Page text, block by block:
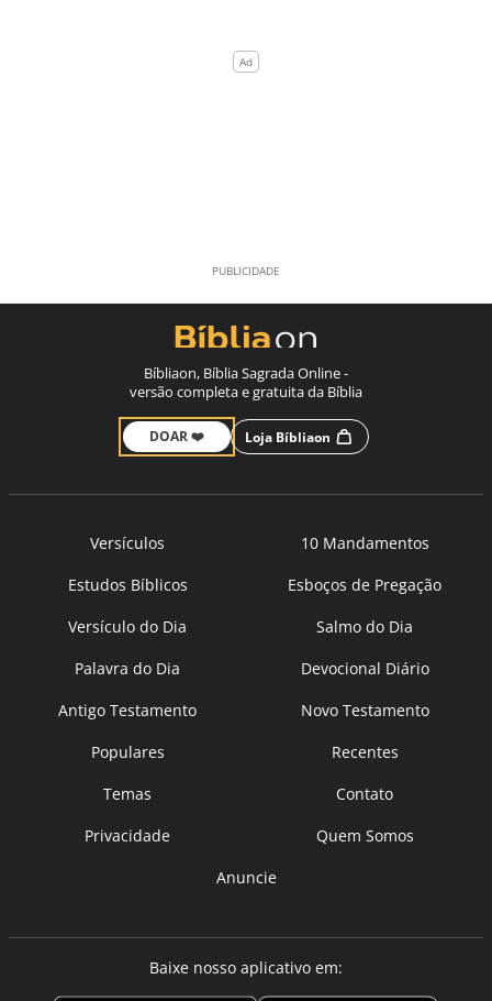
Bíbliaon, Bíblia Sagrada Online -
versão completa e gratuita da Bíblia
DOAR ❤️ Loja Bíbliaon
Versículos
10 Mandamentos
Estudos Bíblicos
Esboços de Pregação
Versículo do Dia
Salmo do Dia
Palavra do Dia
Devocional Diário
Antigo Testamento
Novo Testamento
Populares
Recentes
Temas
Contato
Privacidade
Quem Somos
Anuncie
Baixe nosso aplicativo em: